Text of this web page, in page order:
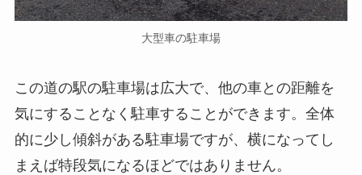
大型車の駐車場
この道の駅の駐車場は広大で、他の車との距離を
気にすることなく駐車することができます。全体
的に少し傾斜がある駐車場ですが、横になってし
まえば特段気になるほどではありません。